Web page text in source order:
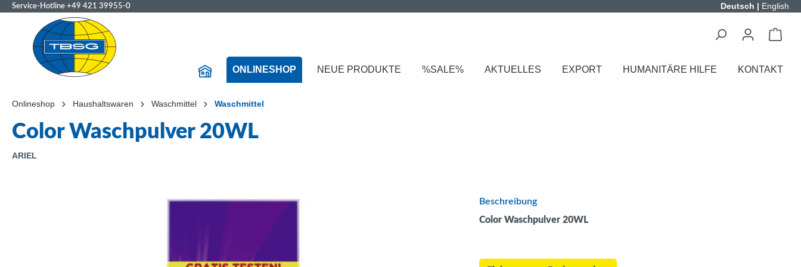
Service-Hotline +49 421 39955-0 Deutsch | English
ONLINESHOP NEUE PRODUKTE %SALE% AKTUELLES EXPORT HUMANITÄRE HILFE KONTAKT
Onlineshop Haushaltswaren Waschmittel Waschmittel
Color Waschpulver 20WL
ARIEL
Beschreibung
Color Waschpulver 20WL